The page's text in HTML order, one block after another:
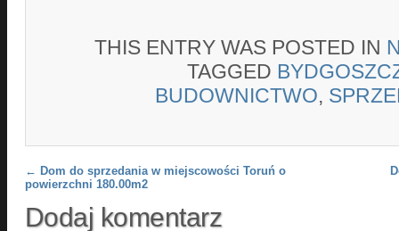
THIS ENTRY WAS POSTED IN
TAGGED
BUDOWNICTWO,
Post navigation
← Dom do sprzedania w miejscowości Toruń o
powierzchni 180.00m2
Dodaj komentarz